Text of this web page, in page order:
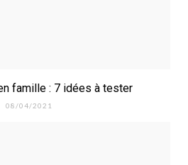
famille : 7 idées à tester
08/04/2021